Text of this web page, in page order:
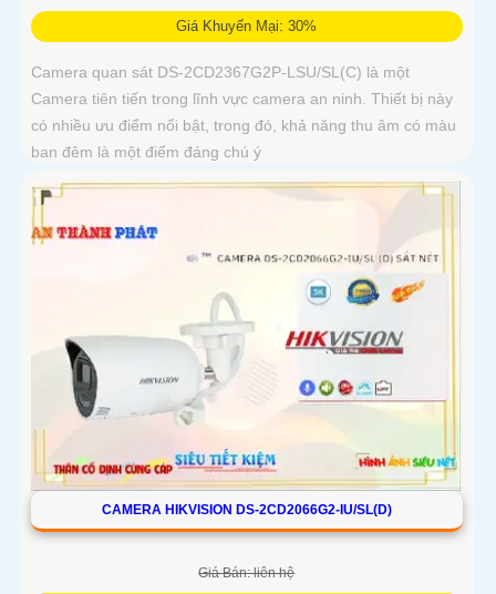
Giá Khuyến Mại: 30%
Camera quan sát DS-2CD2367G2P-LSU/SL(C) là một
Camera tiên tiến trong lĩnh vực camera an ninh. Thiết bị này
có nhiều ưu điểm nổi bật, trong đó, khả năng thu âm có màu
ban đêm là một điểm đáng chú ý
CAMERA HIKVISION DS-2CD2066G2-IU/SL(D)
Giá Bán: liên hệ